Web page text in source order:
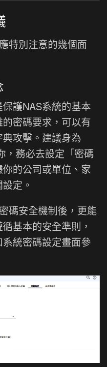
特別注意的幾個面
護NAS系統的基本
密碼要求，可以有
攻擊。建議身為
，務必去設定「密碼
的公司或單位、家
定。
碼安全機制後，更能
基本的安全準則，
統密碼設定畫面參